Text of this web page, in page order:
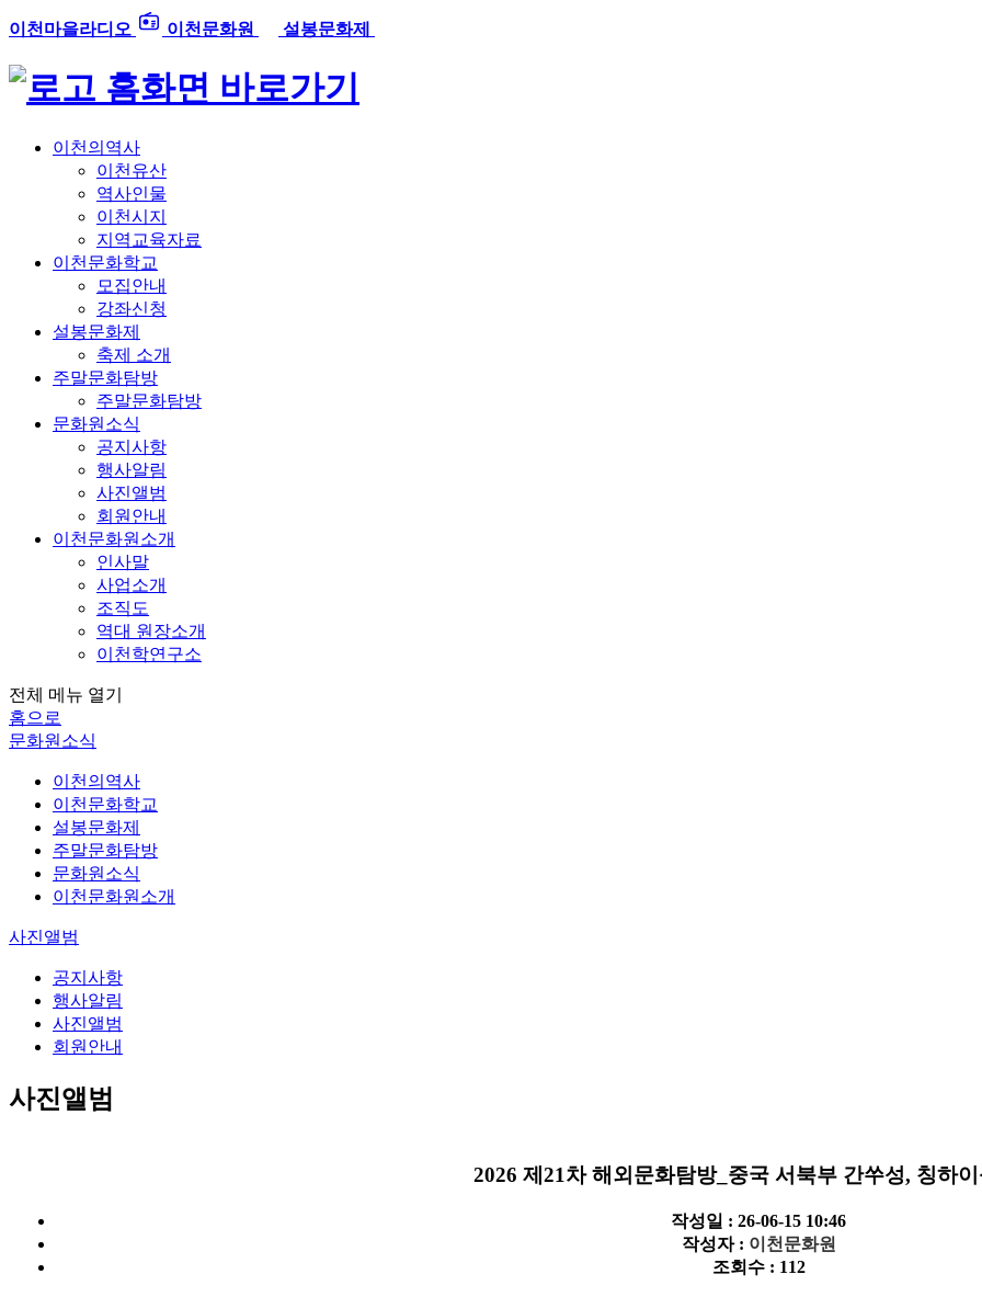
이천마을라디오 이천문화원 설봉문화제
홈화면 바로가기
이천의역사
이천유산
역사인물
이천시지
지역교육자료
이천문화학교
모집안내
강좌신청
설봉문화제
축제 소개
주말문화탐방
주말문화탐방
문화원소식
공지사항
행사알림
사진앨범
회원안내
이천문화원소개
인사말
사업소개
조직도
역대 원장소개
이천학연구소
전체 메뉴 열기
홈으로
문화원소식
이천의역사
이천문화학교
설봉문화제
주말문화탐방
문화원소식
이천문화원소개
사진앨범
공지사항
행사알림
사진앨범
회원안내
사진앨범
2026 제21차 해외문화탐방_중국 서북부 간쑤성, 칭하
작성일 : 26-06-15 10:46
작성자 : 이천문화원
조회수 : 112